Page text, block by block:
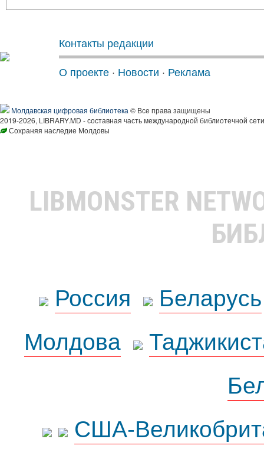
Контакты редакции
О проекте · Новости · Реклама
Молдавская цифровая библиотека © Все права защищены
2019-2026, LIBRARY.MD - составная часть международной библиотечной
Сохраняя наследие Молдовы
LIBMONSTER
Россия
Беларусь
Молдова
США-